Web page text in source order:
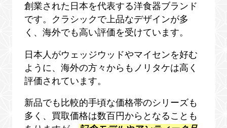
創業された日本を代表する洋食器ブランド
です。クラシックで上品なデザインが多
く、海外でも高い評価を受けています。
日本人がウェッジウッドやマイセンを好む
ように、海外の方々からもノリタケは高く
評価されています。
新品でも比較的手頃な価格帯のシリーズも
多く、買取価格は数百円からとなることも